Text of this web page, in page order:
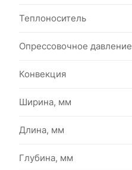
Теплоноситель
Опрессовочное давление
Конвекция
Ширина, мм
Длина, мм
Глубина, мм